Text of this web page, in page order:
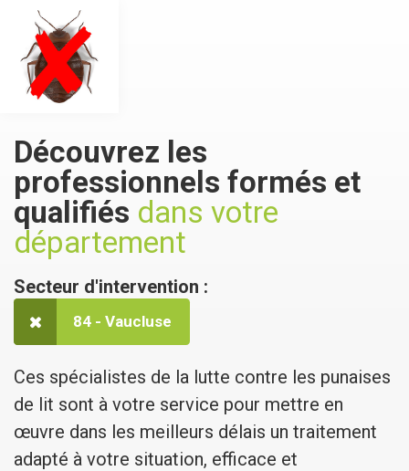
Découvrez les
professionnels formés et
qualifiés dans votre
département
Secteur d'intervention :
84 - Vaucluse
Ces spécialistes de la lutte contre les punaises
de lit sont à votre service pour mettre en
œuvre dans les meilleurs délais un traitement
adapté à votre situation, efficace et